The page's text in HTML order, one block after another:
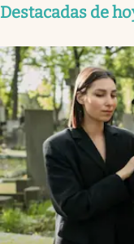
Destacadas de